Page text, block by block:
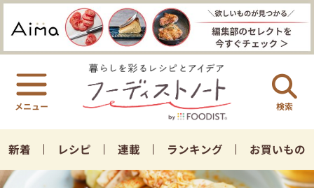
検索
新着 レシピ 連載 ランキング お買いもの